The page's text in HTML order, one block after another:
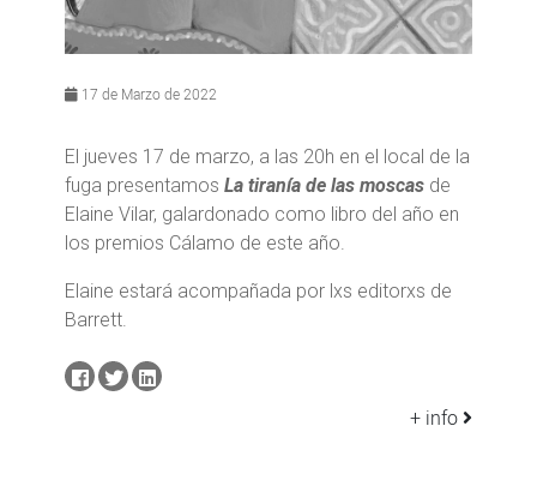
17 de Marzo de 2022
El jueves 17 de marzo, a las 20h en el local de la
fuga presentamos La tiranía de las moscas de
Elaine Vilar, galardonado como libro del año en
los premios Cálamo de este año.
Elaine estará acompañada por lxs editorxs de
Barrett.
+ info